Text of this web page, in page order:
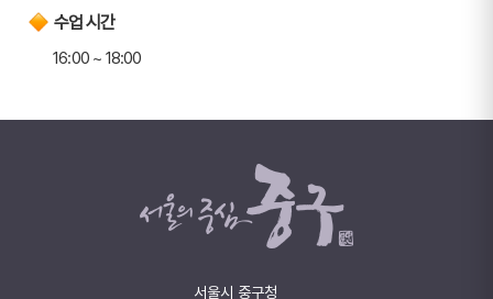
수업 시간
16:00 ~ 18:00
서울시 중구청